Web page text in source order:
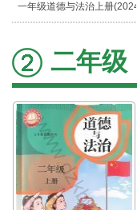
一年级道德与法治上册(2024
秋版)(部编版)
二年级